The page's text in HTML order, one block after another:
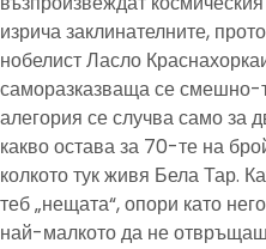
изрича заклинателните,
нобелист Ласло
саморазказваща се смешно-
алегория се случва само за
какво остава за 70-те на
колкото тук живя Бела Тар.
теб „нещата“, опори като
най-малкото да не